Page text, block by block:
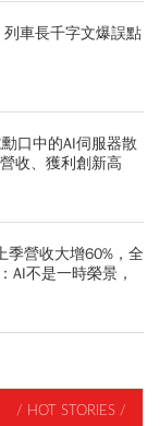
列車長千字文爆誤點
口中的AI伺服器散
收、獲利創新高
季營收大增60%，全
AI不是一時榮景，
/ HOT STORIES /